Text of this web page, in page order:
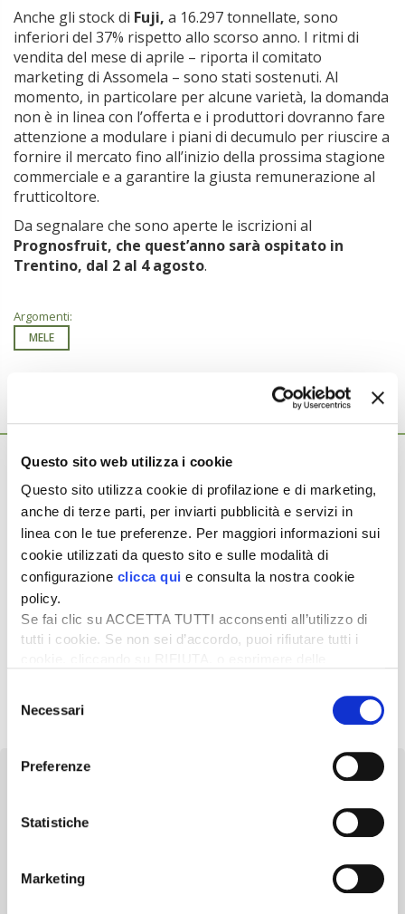
Questo sito web utilizza i cookie
Questo sito utilizza cookie di profilazione e di marketing,
anche di terze parti, per inviarti pubblicità e servizi in
linea con le tue preferenze. Per maggiori informazioni sui
cookie utilizzati da questo sito e sulle modalità di
configurazione clicca qui e consulta la nostra cookie
policy.
Se fai clic su ACCETTA TUTTI acconsenti all’utilizzo di
tutti i cookie. Se non sei d’accordo, puoi rifiutare tutti i
desideri accettare e cliccando ACCETTA SELEZIONATI.
delNecessari
Preferenze
Statistiche
Marketing
Anche gli stock di Fuji, a 16.297 tonnellate, sono
inferiori del 37% rispetto allo scorso anno. I ritmi di
vendita del mese di aprile – riporta il comitato
marketing di Assomela – sono stati sostenuti. Al
momento, in particolare per alcune varietà, la domanda
non è in linea con l’offerta e i produttori dovranno fare
attenzione a modulare i piani di decumulo per riuscire a
fornire il mercato fino all’inizio della prossima stagione
commerciale e a garantire la giusta remunerazione al
frutticoltore.
Da segnalare che sono aperte le iscrizioni al
Prognosfruit, che quest’anno sarà ospitato in
Trentino, dal 2 al 4 agosto.
Argomenti:
MELE
27 Novembre 2025
Agrivoltaico: l’esperienza sui meleti del
maso Binnenland
Agrivoltaico esperienza meleti Binnenland Il 26 maggio 2025
è stato inaugurato presso il maso Binnenland di Ora
(Bolzano) il primo […]
6 Novembre 2025
Per un meleto più sostenibile il guyot
promette bene
verso pratiche più rispettose […]
Scopri un servizio d'informazione di alta qualità. Tagliato sulle tue